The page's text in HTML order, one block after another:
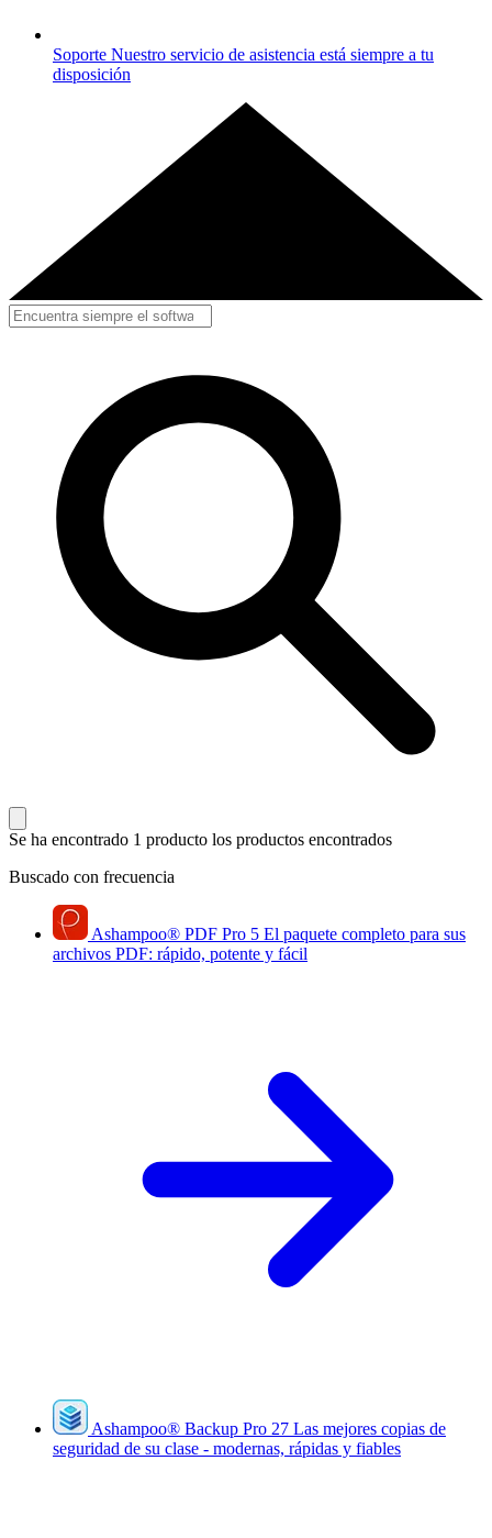
Soporte Nuestro servicio de asistencia está siempre a tu
disposición
Se ha encontrado 1 producto los productos encontrados
Buscado con frecuencia
Ashampoo® PDF Pro 5 El paquete completo para sus
archivos PDF: rápido, potente y fácil
Ashampoo® Backup Pro 27 Las mejores copias de
seguridad de su clase - modernas, rápidas y fiables